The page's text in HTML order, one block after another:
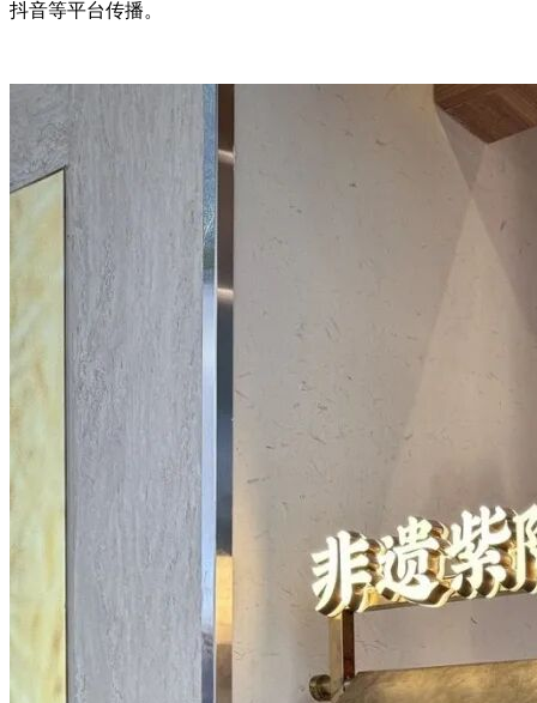
抖音等平台传播。